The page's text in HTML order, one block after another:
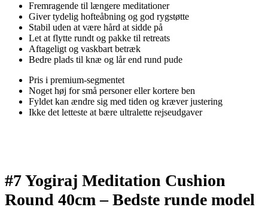
Fremragende til længere meditationer
Giver tydelig hofteåbning og god rygstøtte
Stabil uden at være hård at sidde på
Let at flytte rundt og pakke til retreats
Aftageligt og vaskbart betræk
Bedre plads til knæ og lår end rund pude
Pris i premium-segmentet
Noget høj for små personer eller kortere ben
Fyldet kan ændre sig med tiden og kræver justering
Ikke det letteste at bære ultralette rejseudgaver
#7 Yogiraj Meditation Cushion
Round 40cm –Bedste runde model